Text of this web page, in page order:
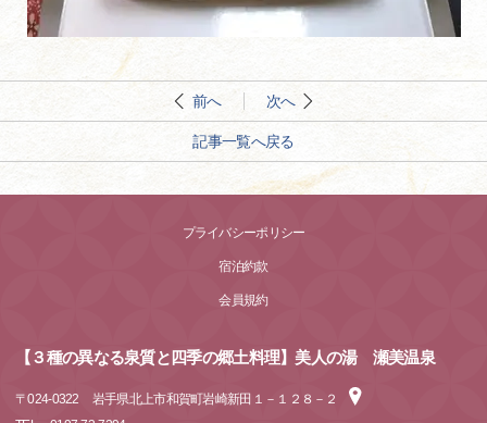
前へ 次へ
記事一覧へ戻る
プライバシーポリシー
宿泊約款
会員規約
【３種の異なる泉質と四季の郷土料理】美人の湯 瀬美温泉
〒024-0322
岩手県北上市和賀町岩崎新田１－１２８－２